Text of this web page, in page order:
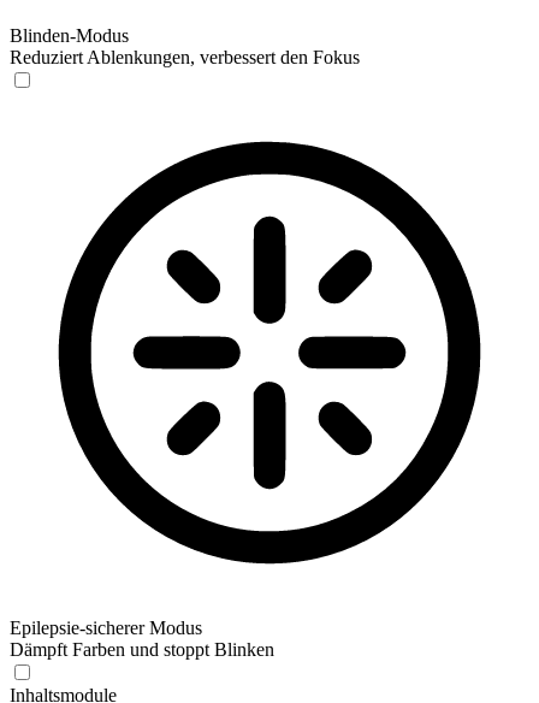
Blinden-Modus
Reduziert Ablenkungen, verbessert den Fokus
Epilepsie-sicherer Modus
Dämpft Farben und stoppt Blinken
Inhaltsmodule